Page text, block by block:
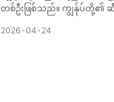
တစ်ဦးဖြစ်သည်။ ကျွန်ုပ်တို့၏
2026 04 24